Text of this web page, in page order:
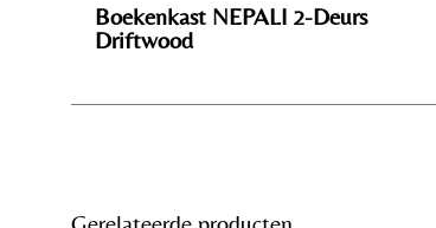
Boekenkast NEPALI 2-Deurs
Driftwood
Gerelateerde producten